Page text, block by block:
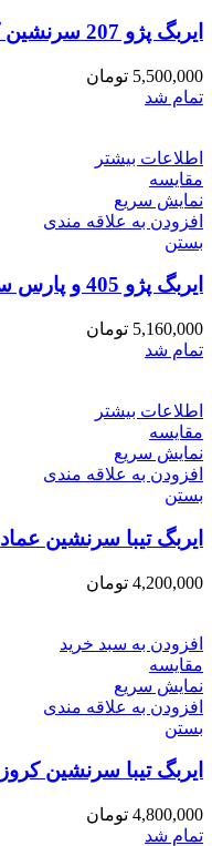
ایربگ پژو 207 سرنشین کروز
5,500,000 تومان
تمام شد
اطلاعات بیشتر
مقایسه
نمایش سریع
افزودن به علاقه مندی
بستن
ایربگ پژو 405 و پارس سرنشین کروز
5,160,000 تومان
تمام شد
اطلاعات بیشتر
مقایسه
نمایش سریع
افزودن به علاقه مندی
بستن
ایربگ تیبا سرنشین عماد
4,200,000 تومان
افزودن به سبد خرید
مقایسه
نمایش سریع
افزودن به علاقه مندی
بستن
ایربگ تیبا سرنشین کروز
4,800,000 تومان
تمام شد